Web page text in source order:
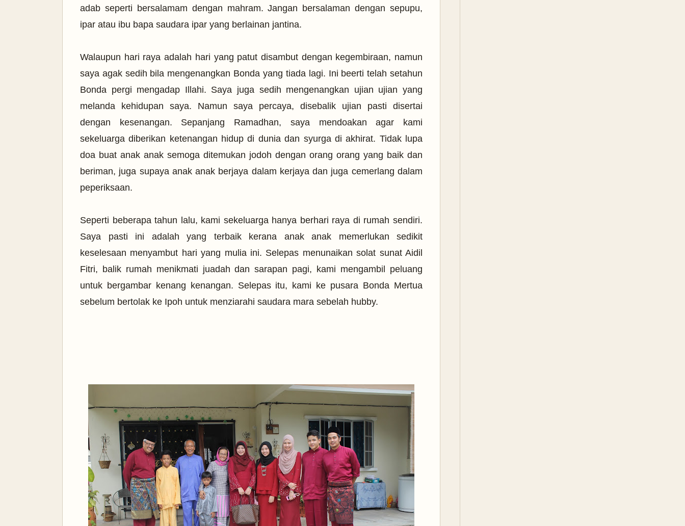
adab seperti bersalamam dengan mahram. Jangan bersalaman dengan sepupu,
ipar atau ibu bapa saudara ipar yang berlainan jantina.
Walaupun hari raya adalah hari yang patut disambut dengan kegembiraan, namun
saya agak sedih bila mengenangkan Bonda yang tiada lagi. Ini beerti telah setahun
Bonda pergi mengadap Illahi. Saya juga sedih mengenangkan ujian ujian yang
melanda kehidupan saya. Namun saya percaya, disebalik ujian pasti disertai
dengan kesenangan. Sepanjang Ramadhan, saya mendoakan agar kami
sekeluarga diberikan ketenangan hidup di dunia dan syurga di akhirat. Tidak lupa
doa buat anak anak semoga ditemukan jodoh dengan orang orang yang baik dan
beriman, juga supaya anak anak berjaya dalam kerjaya dan juga cemerlang dalam
peperiksaan.
Seperti beberapa tahun lalu, kami sekeluarga hanya berhari raya di rumah sendiri.
Saya pasti ini adalah yang terbaikkerana anak anak memerlukan sedikit
keselesaan menyambut hari yang mulia ini. Selepas menunaikan solat sunat Aidil
Fitri, balik rumah menikmati juadah dan sarapan pagi, kami mengambil peluang
untuk bergambar kenang kenangan. Selepas itu, kami ke pusara Bonda Mertua
sebelum bertolak ke Ipoh untuk menziarahi saudara mara sebelah hubby.